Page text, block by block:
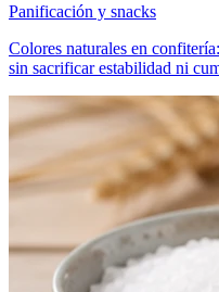
Panificación y snacks
Colores naturales en
sin sacrificar estabilidad ni